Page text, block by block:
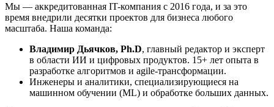
Мы — аккредитованная IT-компания с 2016 года, и за это
время внедрили десятки проектов для бизнеса любого
масштаба. Наша команда:
Владимир Дьячков, Ph.D, главный редактор и эксперт
в области ИИ и цифровых продуктов. 15+ лет опыта в
разработке алгоритмов и agile-трансформации.
Инженеры и аналитики, специализирующиеся на
машинном обучении (ML) и обработке больших данных.